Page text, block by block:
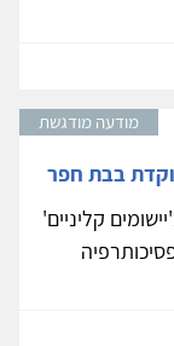
מודעה מודגשת
בבת חפר
קליניים'